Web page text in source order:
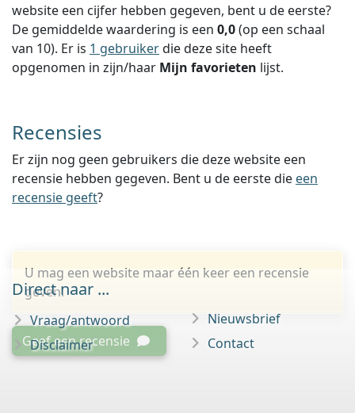
website een cijfer hebben gegeven, bent u de eerste?
De gemiddelde waardering is een 0,0(op een schaal
van 10). Er is 1 gebruikerdie deze site heeft
opgenomen in zijn/haar Mijn favorieten lijst.
Recensies
Er zijn nog geen gebruikers die deze website een
recensie hebben gegeven. Bent u de eerste die een
recensie geeft?
U mag een website maar één keer een recensie
geven.
Geef een recensie
Direct naar ...
Vraag/antwoord
Disclaimer
Nieuwsbrief
Contact